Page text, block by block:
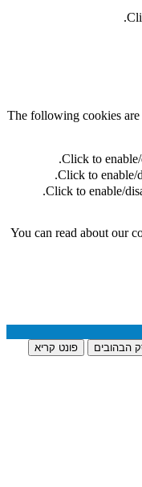
The following
Click to
Click to
Click to
You can read about
פונט קריא